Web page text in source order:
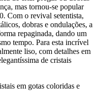
mas tornou-se popular
Com o revival setentista,
dobras e ondulações, a
repaginada, dando um
tempo. Para esta incrível
liso, com detalhes em
de cristais
em gotas coloridas e